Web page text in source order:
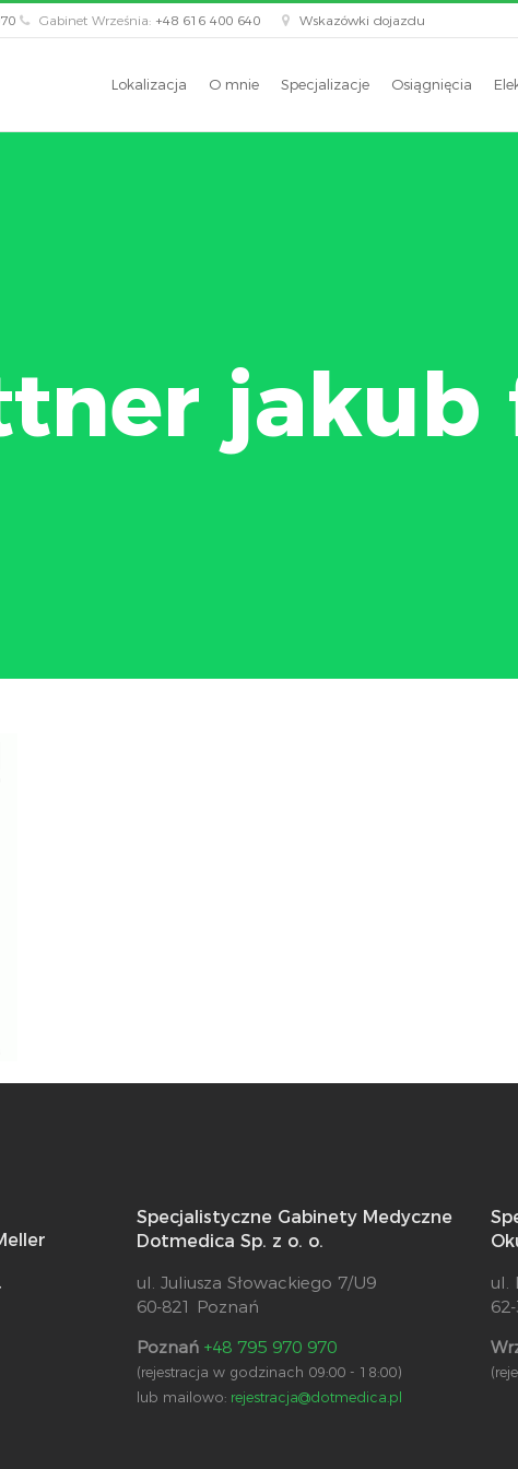
Gabinet Września: +48 616 400 640 Wskazówki dojazdu
Lokalizacja O mnie Specjalizacje Osiągnięcia
jakub
Specjalistyczne Gabinety Medyczne
Dotmedica Sp. z o. o.
ul. Juliusza Słowackiego 7/U9
60-821 Poznań
Poznań +48 795 970 970
(rejestracja w godzinach 09:00 - 18:00)
lub mailowo: rejestracja@dotmedica.pl
ul.